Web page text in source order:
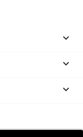


